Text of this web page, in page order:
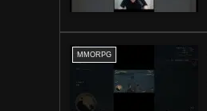
MMORPG